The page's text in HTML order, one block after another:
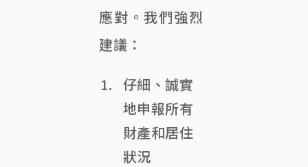
應對。我們強烈
建議：
仔細、誠實
地申報所有
財產和居住
狀況